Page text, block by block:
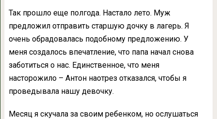
Так прошло еще полгода. Настало лето. Муж
предложил отправить старшую дочку в лагерь. Я
очень обрадовалась подобному предложению. У
меня создалось впечатление, что папа начал снова
заботиться о нас. Единственное, что меня
насторожило – Антон наотрез отказался, чтобы я
проведывала нашу девочку.
Месяц я скучала за своим ребенком, но ослушаться